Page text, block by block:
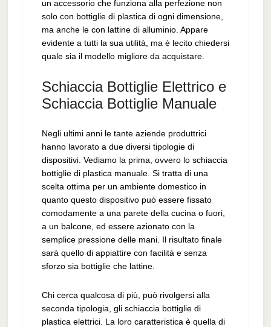
un accessorio che funziona alla perfezione non
solo con bottiglie di plastica di ogni dimensione,
ma anche le con lattine di alluminio. Appare
evidente a tutti la sua utilità, ma è lecito chiedersi
quale sia il modello migliore da acquistare.
Schiaccia Bottiglie Elettrico e
Schiaccia Bottiglie Manuale
Negli ultimi anni le tante aziende produttrici
hanno lavorato a due diversi tipologie di
dispositivi. Vediamo la prima, ovvero lo schiaccia
bottiglie di plastica manuale. Si tratta di una
scelta ottima per un ambiente domestico in
quanto questo dispositivo può essere fissato
comodamente a una parete della cucina o fuori,
a un balcone, ed essere azionato con la
semplice pressione delle mani. Il risultato finale
sarà quello di appiattire con facilità e senza
sforzo sia bottiglie che lattine.
Chi cerca qualcosa di più, può rivolgersi alla
seconda tipologia, gli schiaccia bottiglie di
plastica elettrici. La loro caratteristica è quella di